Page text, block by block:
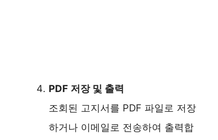
PDF 저장 및 출력
조회된 고지서를 PDF 파일로 저장
하거나 이메일로 전송하여 출력합